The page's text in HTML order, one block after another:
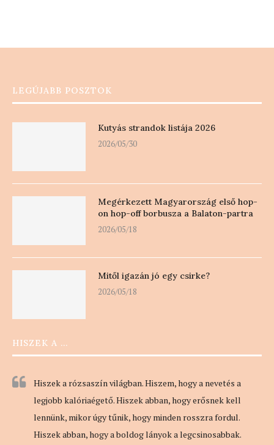
LEGÚJABB POSZTOK
Kutyás strandok listája 2026
2026/05/30
Megérkezett Magyarország első hop-
on hop-off borbusza a Balaton-partra
2026/05/18
Mitől igazán jó egy csirke?
2026/05/18
HISZEK A …
Hiszek a rózsaszín világban. Hiszem, hogy a nevetés a
legjobb kalóriaégető. Hiszek abban, hogy erősnek kell
lennünk, mikor úgy tűnik, hogy minden rosszra fordul.
Hiszek abban, hogy a boldog lányok a legcsinosabbak.